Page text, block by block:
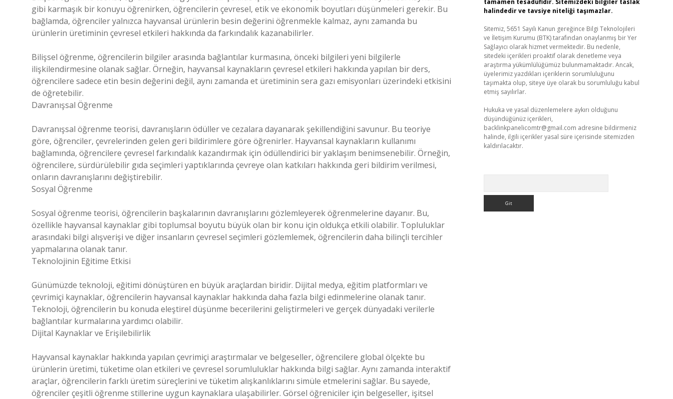
gibi karmaşık bir konuyu öğrenirken, öğrencilerin çevresel, etik ve ekonomik boyutları düşünmeleri gerekir. Bu
bağlamda, öğrenciler yalnızca hayvansal ürünlerin besin değerini öğrenmekle kalmaz, aynı zamanda bu
ürünlerin üretiminin çevresel etkileri hakkında da farkındalık kazanabilirler.
Bilişsel öğrenme, öğrencilerin bilgiler arasında bağlantılar kurmasına, önceki bilgileri yeni bilgilerle
ilişkilendirmesine olanak sağlar. Örneğin, hayvansal kaynakların çevresel etkileri hakkında yapılan bir ders,
öğrencilere sadece etin besin değerini değil, aynı zamanda et üretiminin sera gazı emisyonları üzerindeki etkisini
de öğretebilir.
Davranışsal Öğrenme
Davranışsal öğrenme teorisi, davranışların ödüller ve cezalara dayanarak şekillendiğini savunur. Bu teoriye
göre, öğrenciler, çevrelerinden gelen geri bildirimlere göre öğrenirler. Hayvansal kaynakların kullanımı
bağlamında, öğrencilere çevresel farkındalık kazandırmak için ödüllendirici bir yaklaşım benimsenebilir. Örneğin,
öğrencilere, sürdürülebilir gıda seçimleri yaptıklarında çevreye olan katkıları hakkında geri bildirim verilmesi,
onların davranışlarını değiştirebilir.
Sosyal Öğrenme
Sosyal öğrenme teorisi, öğrencilerin başkalarının davranışlarını gözlemleyerek öğrenmelerine dayanır. Bu,
özellikle hayvansal kaynaklar gibi toplumsal boyutu büyük olan bir konu için oldukça etkili olabilir. Topluluklar
arasındaki bilgi alışverişi ve diğer insanların çevresel seçimleri gözlemlemek, öğrencilerin daha bilinçli tercihler
yapmalarına olanak tanır.
Teknolojinin Eğitime Etkisi
Günümüzde teknoloji, eğitimi dönüştüren en büyük araçlardan biridir. Dijital medya, eğitim platformları ve
çevrimiçi kaynaklar, öğrencilerin hayvansal kaynaklar hakkında daha fazla bilgi edinmelerine olanak tanır.
Teknoloji, öğrencilerin bu konuda eleştirel düşünme becerilerini geliştirmeleri ve gerçek dünyadaki verilerle
bağlantılar kurmalarına yardımcı olabilir.
Dijital Kaynaklar ve Erişilebilirlik
Hayvansal kaynaklar hakkında yapılan çevrimiçi araştırmalar ve belgeseller, öğrencilere global ölçekte bu
ürünlerin üretimi, tüketime olan etkileri ve çevresel sorumluluklar hakkında bilgi sağlar. Aynı zamanda interaktif
araçlar, öğrencilerin farklı üretim süreçlerini ve tüketim alışkanlıklarını simüle etmelerini sağlar. Bu sayede,
öğrenciler çeşitli öğrenme stillerine uygun kaynaklara ulaşabilirler. Görsel öğreniciler için belgeseller, işitsel
tamamen tesadüfidir. Sitemizdeki bilgiler taslak
halindedir ve tavsiye niteliği taşımazlar.
Sitemiz, 5651 Sayılı Kanun gereğince Bilgi Teknolojileri
ve İletişim Kurumu (BTK) tarafından onaylanmış bir Yer
Sağlayıcı olarak hizmet vermektedir. Bu nedenle,
sitedeki içerikleri proaktif olarak denetleme veya
araştırma yükümlülüğümüz bulunmamaktadır. Ancak,
üyelerimiz yazdıkları içeriklerin sorumluluğunu
taşımakta olup, siteye üye olarak bu sorumluluğu kabul
etmiş sayılırlar.
Hukuka ve yasal düzenlemelere aykırı olduğunu
düşündüğünüz içerikleri,
backlinkpanelicomtr@gmail.com adresine bildirmeniz
halinde, ilgili içerikler yasal süre içerisinde sitemizden
kaldırılacaktır.